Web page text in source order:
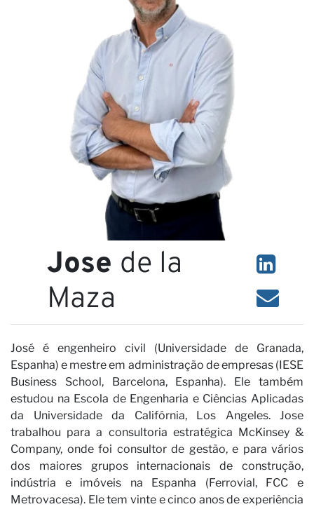
Jose de la
Maza
José é engenheiro civil (Universidade de Granada,
Espanha) e mestre em administração de empresas (IESE
Business School, Barcelona, Espanha). Ele também
estudou na Escola de Engenharia e Ciências Aplicadas
da Universidade da Califórnia, Los Angeles. Jose
trabalhou para a consultoria estratégica McKinsey &
Company, onde foi consultor de gestão, e para vários
dos maiores grupos internacionais de construção,
indústria e imóveis na Espanha (Ferrovial, FCC e
Metrovacesa). Ele tem vinte e cinco anos de experiência